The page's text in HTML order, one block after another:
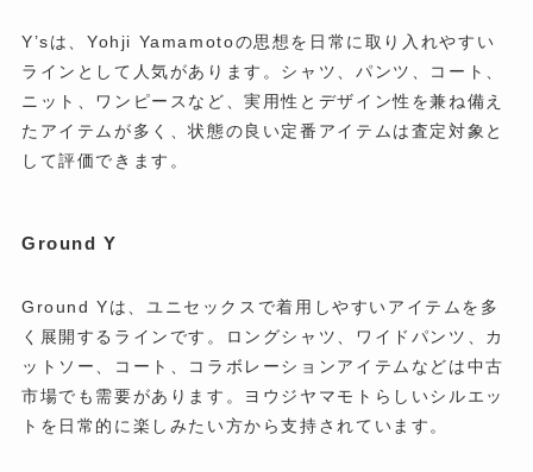
Y’sは、Yohji Yamamotoの思想を日常に取り入れやすい
ラインとして人気があります。シャツ、パンツ、コート、
ニット、ワンピースなど、実用性とデザイン性を兼ね備え
たアイテムが多く、状態の良い定番アイテムは査定対象と
して評価できます。
Ground Y
Ground Yは、ユニセックスで着用しやすいアイテムを多
く展開するラインです。ロングシャツ、ワイドパンツ、カ
ットソー、コート、コラボレーションアイテムなどは中古
市場でも需要があります。ヨウジヤマモトらしいシルエッ
トを日常的に楽しみたい方から支持されています。